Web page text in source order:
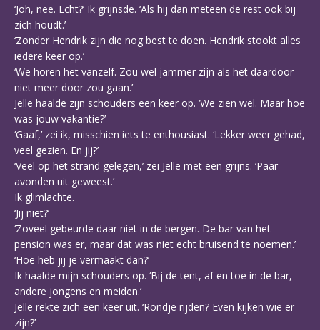
‘Joh, nee. Echt?’ Ik grijnsde. ‘Als hij dan meteen de rest ook bij
zich houdt.’
‘Zonder Hendrik zijn die nog best te doen. Hendrik stookt alles
iedere keer op.’
‘We horen het vanzelf. Zou wel jammer zijn als het daardoor
niet meer door zou gaan.’
Jelle haalde zijn schouders een keer op. ‘We zien wel. Maar hoe
was jouw vakantie?’
‘Gaaf,’ zei ik, misschien iets te enthousiast. ‘Lekker weer gehad,
veel gezien. En jij?’
‘Veel op het strand gelegen,’ zei Jelle met een grijns. ‘Paar
avonden uit geweest.’
Ik glimlachte.
‘Jij niet?’
‘Zoveel gebeurde daar niet in de bergen. De bar van het
pension was er, maar dat was niet echt bruisend te noemen.’
‘Hoe heb jij je vermaakt dan?’
Ik haalde mijn schouders op. ‘Bij de tent, af en toe in de bar,
andere jongens en meiden.’
Jelle rekte zich een keer uit. ‘Rondje rijden? Even kijken wie er
zijn?’